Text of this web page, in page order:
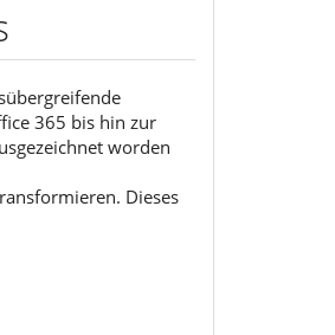
365 bis hin zur
worden
Dieses